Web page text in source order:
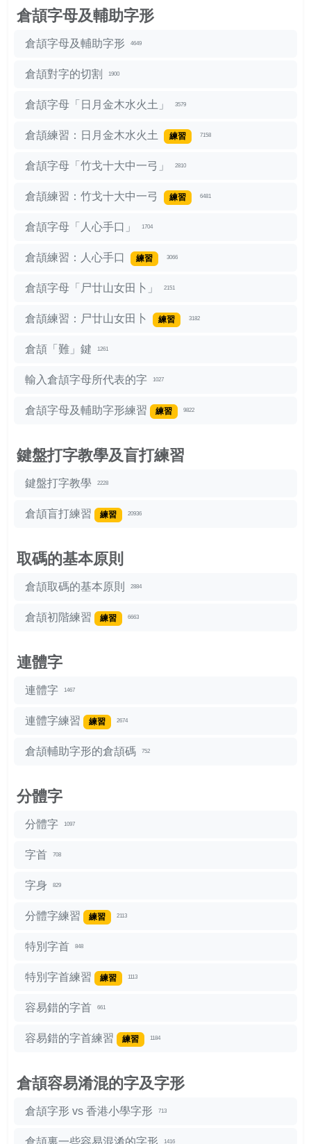
倉頡字母及輔助字形
倉頡字母及輔助字形 4649
倉頡對字的切割 1900
倉頡字母「日月金木水火土」 3579
倉頡練習：日月金木水火土 練習 7158
倉頡字母「竹戈十大中一弓」 2810
倉頡練習：竹戈十大中一弓 練習 6481
倉頡字母「人心手口」 1704
倉頡練習：人心手口 練習 3066
倉頡字母「尸廿山女田卜」 2151
倉頡練習：尸廿山女田卜 練習 3182
倉頡「難」鍵 1261
輸入倉頡字母所代表的字 1027
倉頡字母及輔助字形練習 練習 9822
鍵盤打字教學及盲打練習
鍵盤打字教學 2228
倉頡盲打練習 練習 20936
取碼的基本原則
倉頡取碼的基本原則 2884
倉頡初階練習 練習 6663
連體字
連體字 1467
連體字練習 練習 2674
倉頡輔助字形的倉頡碼 752
分體字
分體字 1097
字首 708
字身 829
分體字練習 練習 2113
特別字首 848
特別字首練習 練習 1113
容易錯的字首 661
容易錯的字首練習 練習 1184
倉頡容易淆混的字及字形
倉頡字形 vs 香港小學字形 713
1416